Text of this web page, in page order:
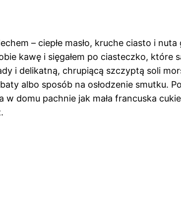
– ciepłe masło, kruche ciasto i nuta
kawę i sięgałem po ciasteczko, które
i delikatną, chrupiącą szczyptą soli
albo sposób na osłodzenie smutku.
domu pachnie jak mała francuska